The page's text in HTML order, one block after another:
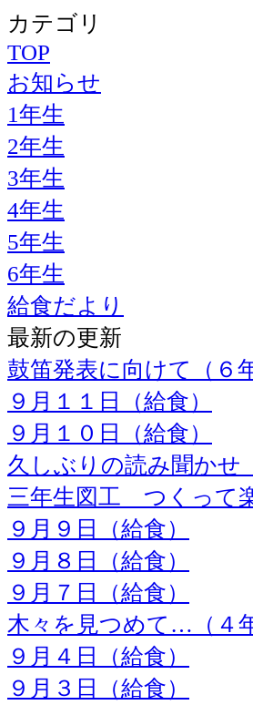
カテゴリ
TOP
お知らせ
1年生
2年生
3年生
4年生
5年生
6年生
給食だより
最新の更新
鼓笛発表に向けて（６
９月１１日（給食）
９月１０日（給食）
久しぶりの読み聞かせ
三年生図工 つくって
９月９日（給食）
９月８日（給食）
９月７日（給食）
木々を見つめて…（４
９月４日（給食）
９月３日（給食）